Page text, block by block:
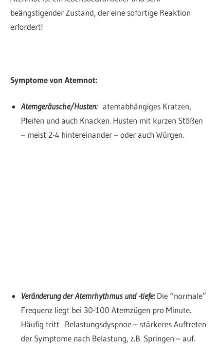
beängstigender Zustand, der eine sofortige Reaktion
erfordert!
Symptome von Atemnot:
Atemgeräusche/Husten: atemabhängiges Kratzen,
Pfeifen und auch Knacken. Husten mit kurzen Stößen
– meist 2-4 hintereinander – oder auch Würgen.
Veränderung der Atemrhythmus und -tiefe:Die “normale”
Frequenz liegt bei 30-100 Atemzügen pro Minute.
Häufig tritt Belastungsdyspnoe – stärkeres Auftreten
der Symptome nach Belastung, z.B. Springen – auf.